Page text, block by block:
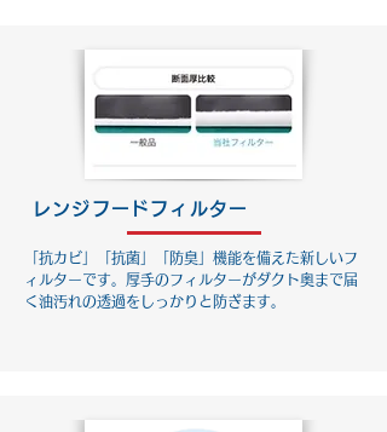
レンジフードフィルター
​「抗カビ」「抗菌」「防臭」機能を備えた新しいフ
ィルターです。​厚手のフィルターがダクト奥まで届
く油汚れの透過をしっかりと防ぎます。